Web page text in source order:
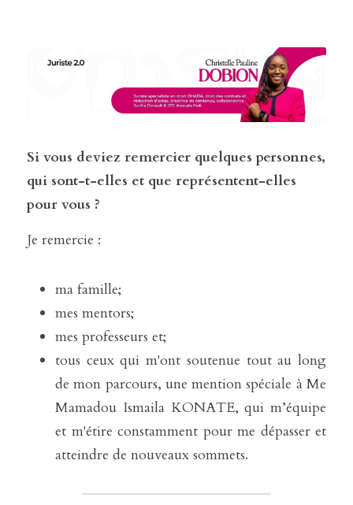
Si vous deviez remercier quelques personnes,
qui sont-t-elles et que représentent-elles
pour vous ?
Je remercie :
ma famille;
mes mentors;
mes professeurs et;
tous ceux qui m'ont soutenue tout au long
de mon parcours, une mention spéciale à Me
Mamadou Ismaila KONATE, qui m’équipe
et m'étire constamment pour me dépasser et
atteindre de nouveaux sommets.